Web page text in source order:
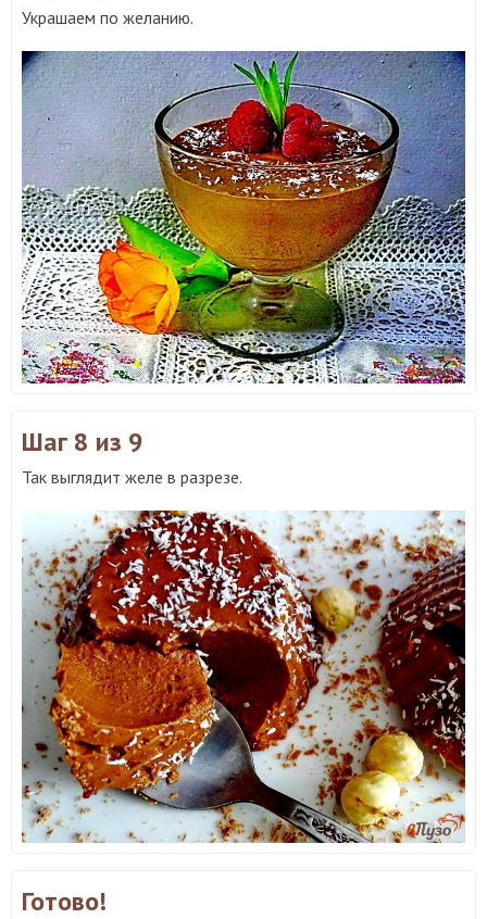
Украшаем по желанию.
Шаг 8 из 9
Так выглядит желе в разрезе.
Готово!